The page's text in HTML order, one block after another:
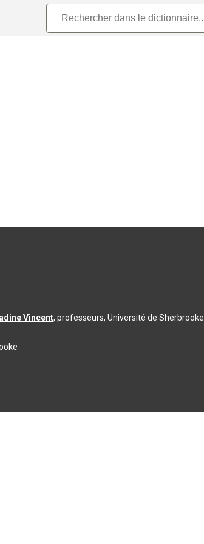
Vincent, professeurs, Université de Sherbrooke